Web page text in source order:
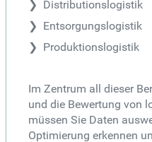
Distributionslogistik
Entsorgungslogistik
Produktionslogistik
Im Zentrum all dieser
und die Bewertung von
müssen Sie Daten
Optimierung erkennen